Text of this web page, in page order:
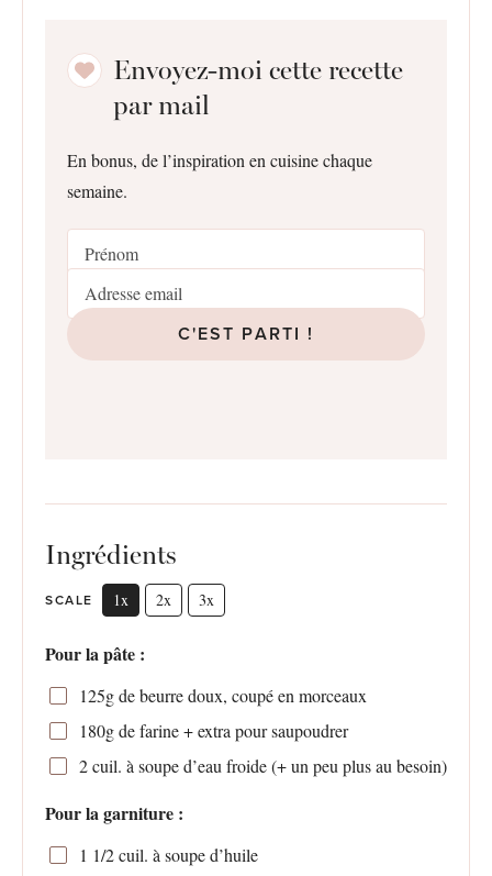
Envoyez-moi cette recette
par mail
En bonus, de l’inspiration en cuisine chaque
semaine.
C'EST PARTI !
Ingrédients
SCALE 1x 2x 3x
Pour la pâte :
125gde beurre doux, coupé en morceaux
180gde farine + extra pour saupoudrer
2cuil. à soupe d’eau froide (+ un peu plus au besoin)
Pour la garniture :
1 1/2cuil. à soupe d’huile